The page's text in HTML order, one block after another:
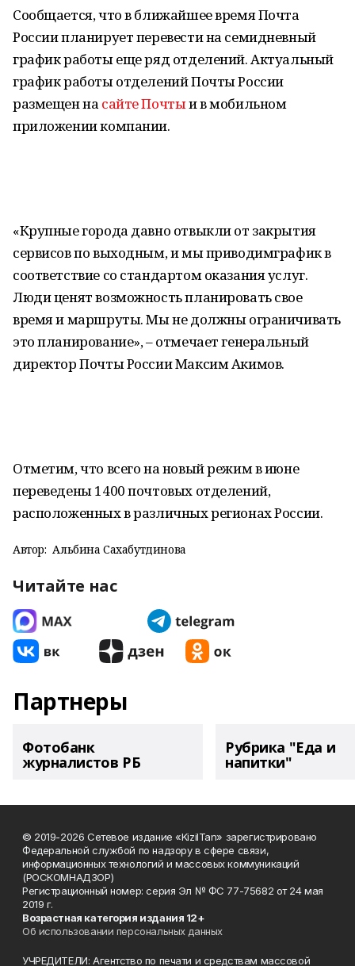
Сообщается, что в ближайшее время Почта
России планирует перевести на семидневный
график работы еще ряд отделений. Актуальный
график работы отделений Почты России
размещен на сайте Почтыи в мобильном
приложении компании.
«Крупные города давно отвыкли от закрытия
сервисов по выходным, и мы приводимграфик в
соответствие со стандартом оказания услуг.
Люди ценят возможность планировать свое
время и маршруты. Мы не должны ограничивать
это планирование», – отмечает генеральный
директор Почты России Максим Акимов.
Отметим, что всего на новый режим в июне
переведены 1400 почтовых отделений,
расположенных в различных регионах России.
Автор: Альбина Сахабутдинова
Читайте нас
Партнеры
Фотобанк
журналистов РБ
Рубрика "Еда и
напитки"
© 2019-2026 Сетевое издание «KizilTan» зарегистрировано
Федеральной службой по надзору в сфере связи,
информационных технологий и массовых коммуникаций
(РОСКОМНАДЗОР)
Регистрационный номер: серия Эл № ФС 77-75682 от 24 мая
2019 г.
Возрастная категория издания 12+
Об использовании персональных данных
УЧРЕДИТЕЛИ: Агентство по печати и средствам массовой